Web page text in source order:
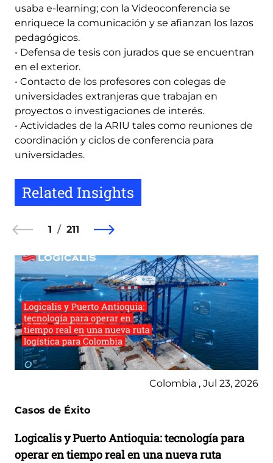
usaba e-learning; con la Videoconferencia se
enriquece la comunicación y se afianzan los lazos
pedagógicos.
• Defensa de tesis con jurados que se encuentran
en el exterior.
• Contacto de los profesores con colegas de
universidades extranjeras que trabajan en
proyectos o investigaciones de interés.
• Actividades de la ARIU tales como reuniones de
coordinación y ciclos de conferencia para
universidades.
Related Insights
1 211
Colombia , Jul 23, 2026
Casos de Éxito
Logicalis y Puerto Antioquia: tecnología para
operar en tiempo real en una nueva ruta